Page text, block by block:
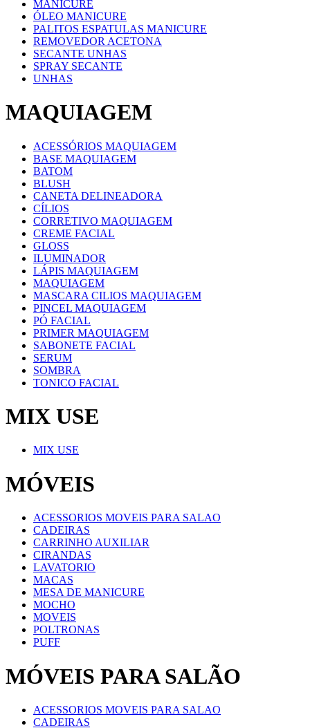
MANICURE
ÓLEO MANICURE
PALITOS ESPATULAS MANICURE
REMOVEDOR ACETONA
SECANTE UNHAS
SPRAY SECANTE
UNHAS
MAQUIAGEM
ACESSÓRIOS MAQUIAGEM
BASE MAQUIAGEM
BATOM
BLUSH
CANETA DELINEADORA
CÍLIOS
CORRETIVO MAQUIAGEM
CREME FACIAL
GLOSS
ILUMINADOR
LÁPIS MAQUIAGEM
MAQUIAGEM
MASCARA CILIOS MAQUIAGEM
PINCEL MAQUIAGEM
PÓ FACIAL
PRIMER MAQUIAGEM
SABONETE FACIAL
SERUM
SOMBRA
TONICO FACIAL
MIX USE
MIX USE
MÓVEIS
ACESSORIOS MOVEIS PARA SALAO
CADEIRAS
CARRINHO AUXILIAR
CIRANDAS
LAVATORIO
MACAS
MESA DE MANICURE
MOCHO
MOVEIS
POLTRONAS
PUFF
MÓVEIS PARA SALÃO
ACESSORIOS MOVEIS PARA SALAO
CADEIRAS